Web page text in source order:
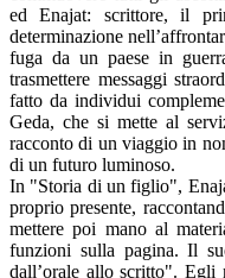
ed Enajat: scrittore, il
determinazione
fuga da un paese in
trasmettere messaggi
fatto da individui
Geda, che si mette al
racconto di un viaggio in
di un futuro luminoso.
In "Storia di un figlio",
proprio presente,
mettere poi mano al
funzioni sulla pagina. Il
dall’orale allo scritto". Egli